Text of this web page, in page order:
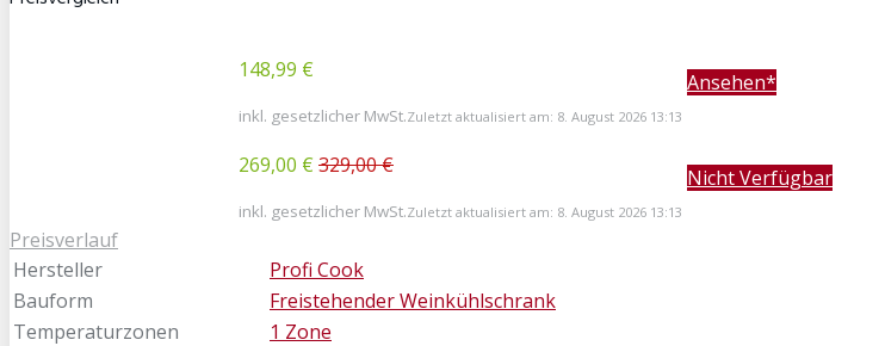
148,99 €
inkl. gesetzlicher MwSt.Zuletzt aktualisiert am: 8. August 2026 13:13
Ansehen*
269,00 € 329,00 €
inkl. gesetzlicher MwSt.Zuletzt aktualisiert am: 8. August 2026 13:13
Nicht Verfügbar
Preisverlauf
Hersteller
Profi Cook
Bauform
Freistehender Weinkühlschrank
Temperaturzonen
1 Zone